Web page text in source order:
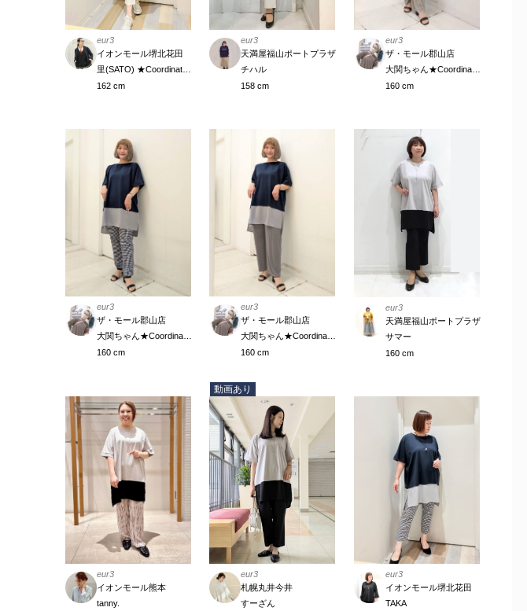
eur3
イオンモール堺北花田
162 cm
eur3
天満屋福山ポートプラザ
チハル
158 cm
eur3
ザ・モール郡山店
大関ちゃん★Coordinate Meister
160 cm
eur3
ザ・モール郡山店
大関ちゃん★Coordinate Meister
160 cm
eur3
ザ・モール郡山店
160 cm
eur3
天満屋福山ポートプラザ
サマー
160 cm
eur3
イオンモール熊本
tanny.
動画あり
eur3
札幌丸井今井
すーざん
eur3
イオンモール堺北花田
TAKA